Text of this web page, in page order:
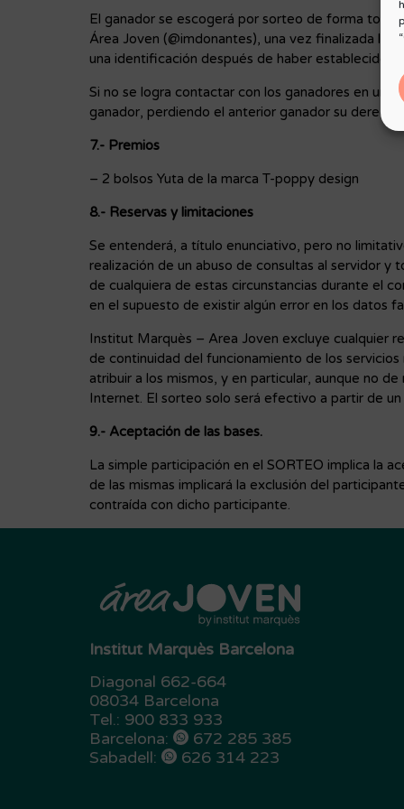
El ganador se escogerá por sorteo de forma
Área Joven (@imdonantes), una vez finalizada la
una identificación después de haber establecido
Si no se logra contactar con los ganadores en un
ganador, perdiendo el anterior ganador su
7.- Premios
– 2 bolsos Yuta de la marca T-poppy design
8.- Reservas y limitaciones
Se entenderá, a título enunciativo, pero no
realización de un abuso de consultas al servidor
de cualquiera de estas circunstancias durante el
en el supuesto de existir algún error en los datos
Institut Marquès – Area Joven excluye cualquier
de continuidad del funcionamiento de los
atribuir a los mismos, y en particular, aunque no
Internet. El sorteo solo será efectivo a partir de
9.- Aceptación de las bases.
La simple participación en el SORTEO implica la
de las mismas implicará la exclusión del
contraída con dicho participante.​
Institut Marquès Barcelona
Diagonal 662-664
08034 Barcelona
Tel.: 900 833 933
Barcelona:
672 285 385
Sabadell:
626 314 223